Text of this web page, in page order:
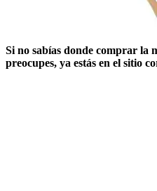
Si no sabías ​ donde comprar la
preocupes, ya estás en el sitio